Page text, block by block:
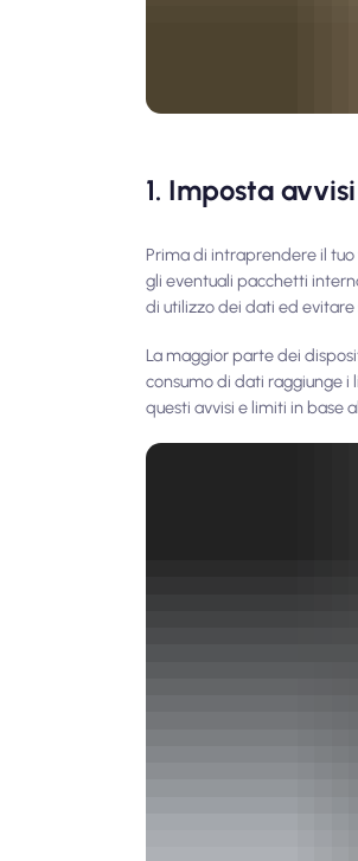
1. Imposta
Prima di intraprendere il
gli eventuali pacchetti
di utilizzo dei dati ed
La maggior parte dei
consumo di dati raggiunge i
questi avvisi e limiti in base